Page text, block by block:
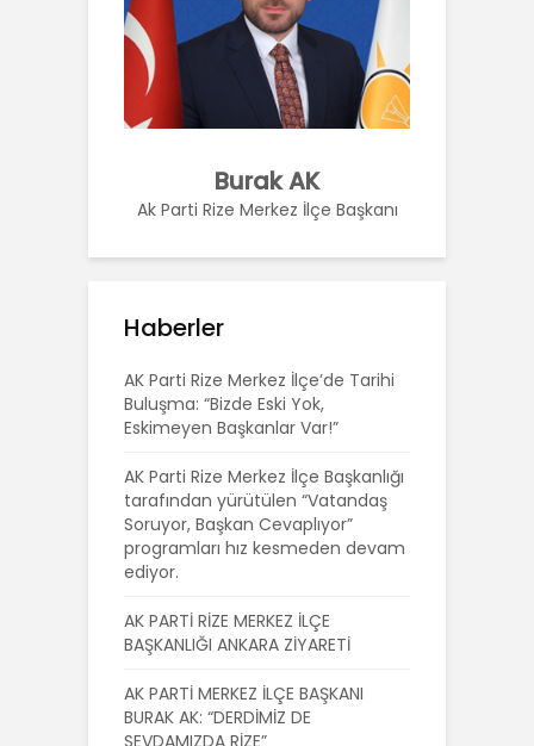
Burak AK
Ak Parti Rize Merkez İlçe Başkanı
Haberler
AK Parti Rize Merkez İlçe’de Tarihi
Buluşma: “Bizde Eski Yok,
Eskimeyen Başkanlar Var!”
AK Parti Rize Merkez İlçe Başkanlığı
tarafından yürütülen “Vatandaş
Soruyor, Başkan Cevaplıyor”
programları hız kesmeden devam
ediyor.
AK PARTİ RİZE MERKEZ İLÇE
BAŞKANLIĞI ANKARA ZİYARETİ
AK PARTİ MERKEZ İLÇE BAŞKANI
BURAK AK: “DERDİMİZ DE